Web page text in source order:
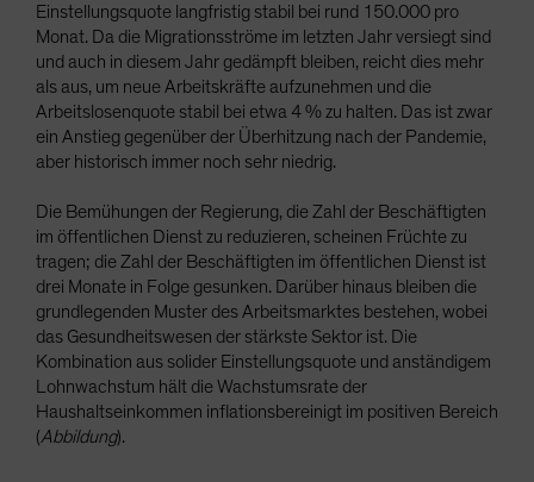
Einstellungsquote langfristig stabil bei rund 150.000 pro
Monat. Da die Migrationsströme im letzten Jahr versiegt sind
und auch in diesem Jahr gedämpft bleiben, reicht dies mehr
als aus, um neue Arbeitskräfte aufzunehmen und die
Arbeitslosenquote stabil bei etwa 4 % zu halten. Das ist zwar
ein Anstieg gegenüber der Überhitzung nach der Pandemie,
aber historisch immer noch sehr niedrig.
Die Bemühungen der Regierung, die Zahl der Beschäftigten
im öffentlichen Dienst zu reduzieren, scheinen Früchte zu
tragen; die Zahl der Beschäftigten im öffentlichen Dienst ist
drei Monate in Folge gesunken. Darüber hinaus bleiben die
grundlegenden Muster des Arbeitsmarktes bestehen, wobei
das Gesundheitswesen der stärkste Sektor ist. Die
Kombination aus solider Einstellungsquote und anständigem
Lohnwachstum hält die Wachstumsrate der
Haushaltseinkommen inflationsbereinigt im positiven Bereich
(Abbildung).